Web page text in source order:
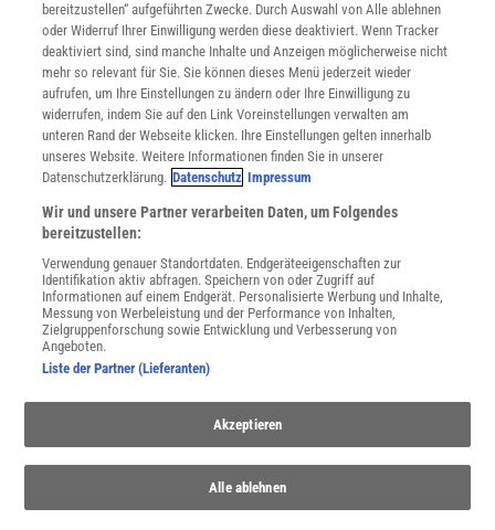
Datenschutz
Nutzungsbedingungen
Cookie-Einstellungen
Utiq verwalten
Nutzungsbasierte Onlinewerbung
Alle Artikel
Impressum
Angebote für Schulen
Angebote für Institutionen
Sprachen lernen mit Gymglish
Lexika
Für Spektrum schreiben
Zugänglichkeitserklärung
WEBSEITEN
KielSCN
Wissenschaft in die Schulen
SciLogs
bereitzustellen“ aufgeführten Zwecke. Durch Auswahl von Alle ablehnen
oder Widerruf Ihrer Einwilligung werden diese deaktiviert. Wenn Tracker
deaktiviert sind, sind manche Inhalte und Anzeigen möglicherweise nicht
mehr so relevant für Sie. Sie können dieses Menü jederzeit wieder
aufrufen, um Ihre Einstellungen zu ändern oder Ihre Einwilligung zu
widerrufen, indem Sie auf den Link Voreinstellungen verwalten am
unteren Rand der Webseite klicken. Ihre Einstellungen gelten innerhalb
unseres Website. Weitere Informationen finden Sie in unserer
Datenschutzerklärung. Datenschutz Impressum
Wir und unsere Partner verarbeiten Daten, um Folgendes
bereitzustellen:
Verwendung genauer Standortdaten. Endgeräteeigenschaften zur
Identifikation aktiv abfragen. Speichern von oder Zugriff auf
Informationen auf einem Endgerät. Personalisierte Werbung und Inhalte,
Messung von Werbeleistung und der Performance von Inhalten,
Zielgruppenforschung sowie Entwicklung und Verbesserung von
Angeboten.
Liste der Partner (Lieferanten)
Akzeptieren
Alle ablehnen